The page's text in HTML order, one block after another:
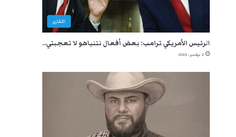
التقارير
الرئيس الأمريكي ترامب: بعض أفعال نتنياهو لا تعجبني..
2 نوفمبر، 2025